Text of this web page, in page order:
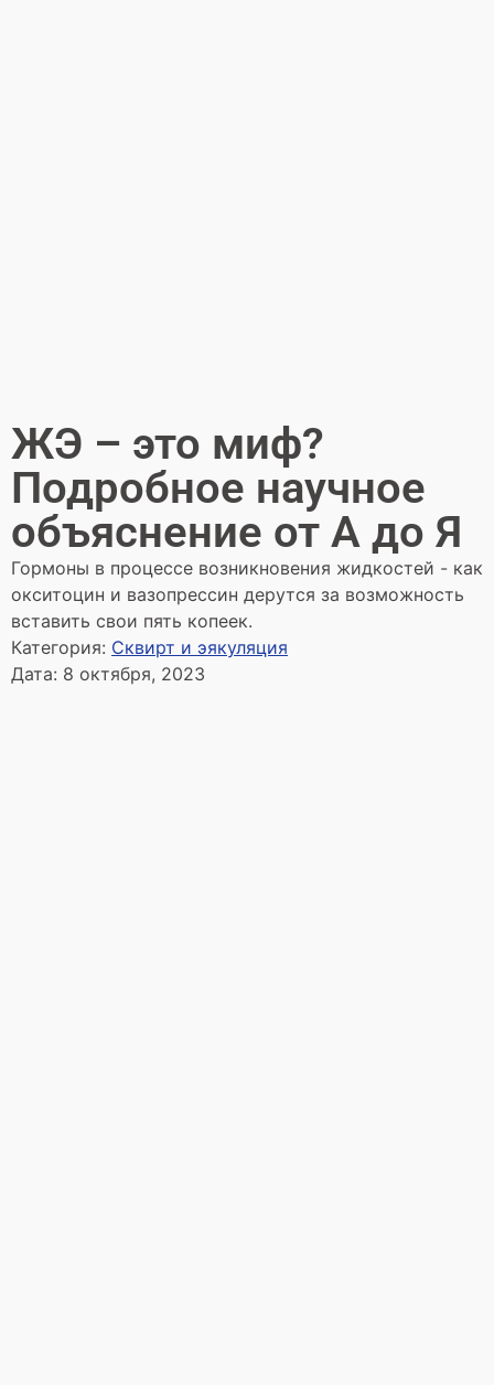
ЖЭ – это миф?
Подробное научное
объяснение от А до Я
Гормоны в процессе возникновения жидкостей - как
окситоцин и вазопрессин дерутся за возможность
вставить свои пять копеек.
Категория: Сквирт и эякуляция
Дата: 8 октября, 2023